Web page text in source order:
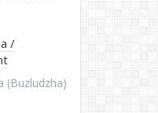
/
(Buzludzha)